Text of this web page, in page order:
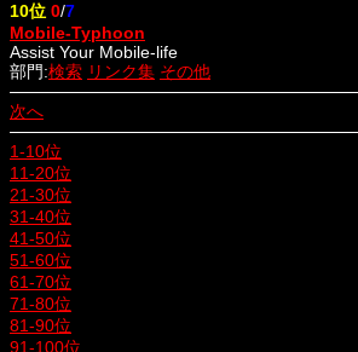
10位 0/7
Mobile-Typhoon
Assist Your Mobile-life
部門:検索 リンク集 その他
次へ
1-10位
11-20位
21-30位
31-40位
41-50位
51-60位
61-70位
71-80位
81-90位
91-100位